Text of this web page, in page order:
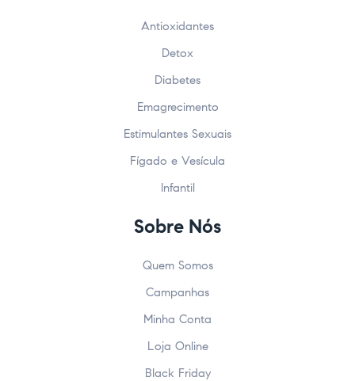
Antioxidantes
Detox
Diabetes
Emagrecimento
Estimulantes Sexuais
Fígado e Vesícula
Infantil
Sobre Nós
Quem Somos
Campanhas
Minha Conta
Loja Online
Black Friday